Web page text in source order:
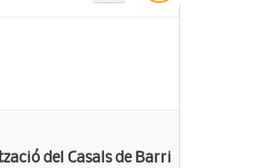
del Casals de Barri